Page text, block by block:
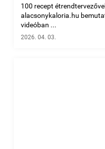
100 recept
alacsonykaloria.hu
videóban ...
2026. 04. 03.